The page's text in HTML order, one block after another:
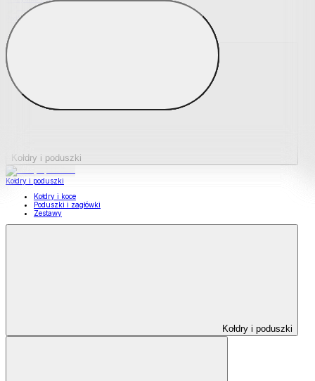
Podkładki na materace
Materace nawierzchniowe
Kołdry i poduszki
Kołdry i poduszki
Kołdry i koce
Poduszki i zagłówki
Zestawy
Kołdry i poduszki